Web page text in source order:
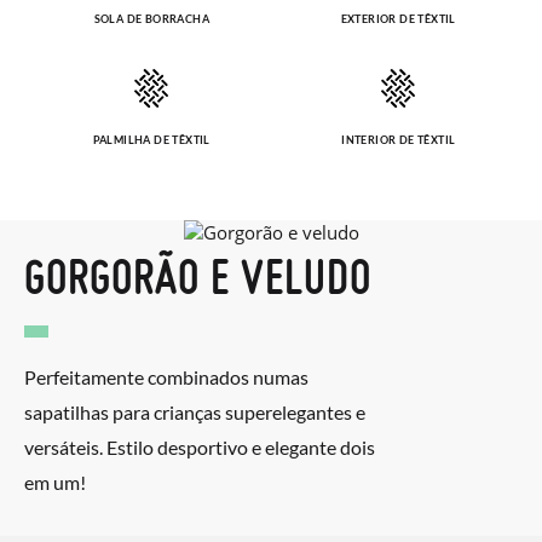
Pode fazer o pedido através da mesma secção do parágrafo
para que recolha o sapato que devolve.
SOLA DE BORRACHA EXTERIOR DE TÊXTIL
PALMILHA DE TÊXTIL INTERIOR DE TÊXTIL
GORGORÃO E VELUDO
Perfeitamente combinados numas
sapatilhas para crianças superelegantes e
versáteis. Estilo desportivo e elegante dois
em um!